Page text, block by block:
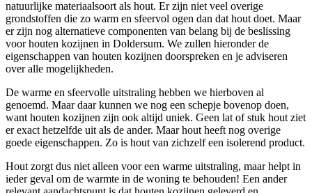
natuurlijke materiaalsoort als hout. Er zijn niet veel overige
grondstoffen die zo warm en sfeervol ogen dan dat hout doet. Maar
er zijn nog alternatieve componenten van belang bij de beslissing
voor houten kozijnen in Doldersum. We zullen hieronder de
eigenschappen van houten kozijnen doorspreken en je adviseren
over alle mogelijkheden.
De warme en sfeervolle uitstraling hebben we hierboven al
genoemd. Maar daar kunnen we nog een schepje bovenop doen,
want houten kozijnen zijn ook altijd uniek. Geen lat of stuk hout ziet
er exact hetzelfde uit als de ander. Maar hout heeft nog overige
goede eigenschappen. Zo is hout van zichzelf een isolerend product.
Hout zorgt dus niet alleen voor een warme uitstraling, maar helpt in
ieder geval om de warmte in de woning te behouden! Een ander